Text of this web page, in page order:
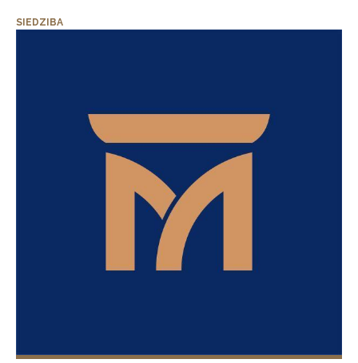
SIEDZIBA